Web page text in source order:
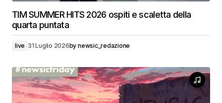
TIM SUMMER HITS 2026 ospiti e scaletta della
quarta puntata
live 31 Luglio 2026by newsic_redazione